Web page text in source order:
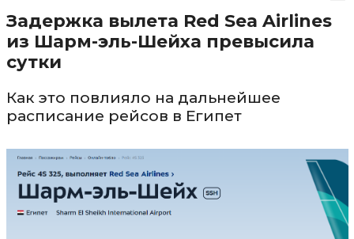
Задержка вылета Red Sea Airlines
из Шарм-эль-Шейха превысила
сутки
Как это повлияло на дальнейшее
расписание рейсов в Египет